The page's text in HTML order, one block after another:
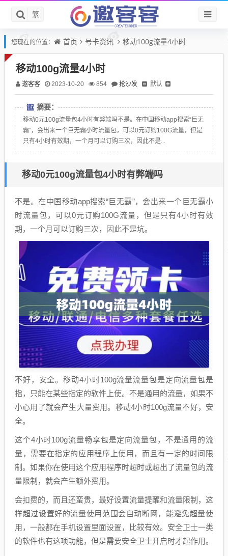
繁
您现在的位置： 首页 号卡资讯 移动100g流量4小时
移动100g流量4小时
邀客客 2023-10-20 854 抢沙发 默认
摘要：
移动0元100g流量包4小时有弊端吗不是。在中国移动app搜索“巨无
霸”，会出来一个巨无霸小时流量包，可以0元订购100G流量，但是
只有4小时有效期，一个月可以订购三次，因此不是...
移动0元100g流量包4小时有弊端吗
不是。在中国移动app搜索“巨无霸”，会出来一个巨无霸小
时流量包，可以0元订购100G流量，但是只有4小时有效
期，一个月可以订购三次，因此不是坑。
不好，安全。移动4小时100g流量流量包是定向流量包是
指，只能在某些指定的软件上使。不是通用的流量，如果不
小心用了就会产生大量费用。移动4小时100g流量不好，安
全。
这个4小时100g流量畅享包是定向流量包，不是通用的流
量，需要在指定的应用程序上使用，而且有一定的时间限
制。如果你在使用这个应用程序时超时或超出了流量包的流
量限制，就会产生额外费用。
会扣费的，而且还蛮贵，最好设置流量提醒和流量限制，这
样超过设置好的流量使用范围会自动断网，能避免超量使
用，一般都在手机设置里面设置，比较有效。安全卫士一类
的软件也有这项功能，但是需要安全卫士开启时才起作用。